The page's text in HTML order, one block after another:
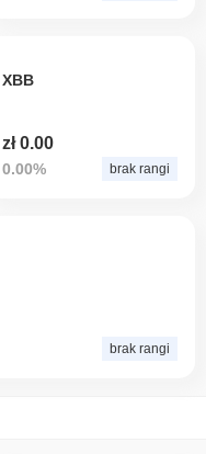
XBB
zł 0.00
0.00% brak rangi
brak rangi